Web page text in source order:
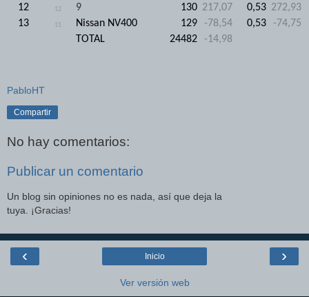
12 12
9
130 217,07 0,53 272,93
13
11 Nissan NV400 129 -78,54 0,53
-74,75
TOTAL
24482 -14,98
PabloHT
Compartir
No hay comentarios:
Publicar un comentario
Un blog sin opiniones no es nada, así que deja la
tuya. ¡Gracias!
‹ ›
Inicio
Ver versión web